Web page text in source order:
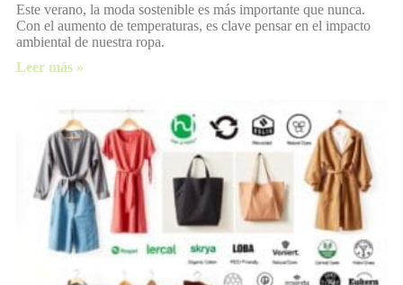
Este verano, la moda sostenible es más importante que nunca.
Con el aumento de temperaturas, es clave pensar en el impacto
ambiental de nuestra ropa.
Leer más »